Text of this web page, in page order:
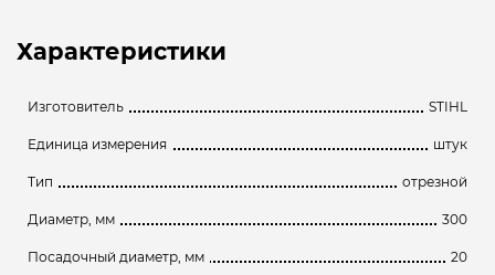
Характеристики
Изготовитель STIHL
Единица измерения штук
Тип отрезной
Диаметр, мм 300
Посадочный диаметр, мм 20